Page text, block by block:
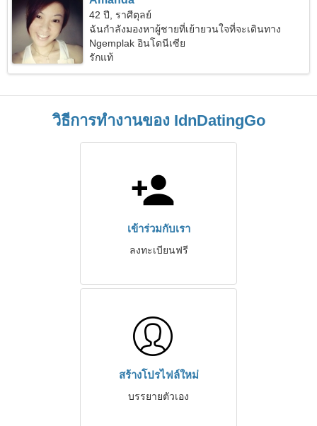
42 ปี, ราศีตุลย์
ฉันกำลังมองหาผู้ชายที่เย้ายวนใจที่จะเดินทาง
Ngemplak อินโดนีเซีย
รักแท้
วิธีการทำงานของ IdnDatingGo
เข้าร่วมกับเรา
ลงทะเบียนฟรี
สร้างโปรไฟล์ใหม่
บรรยายตัวเอง